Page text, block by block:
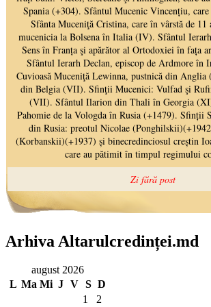
Arhiva Altarulcredinței.md
august 2026
L Ma Mi J V S D
1
2